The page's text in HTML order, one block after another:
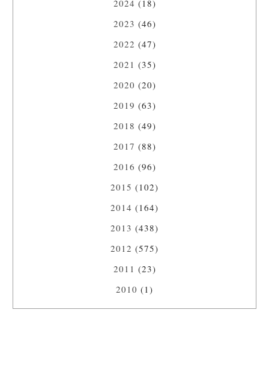
2024 (18)
2023 (46)
2022 (47)
2021 (35)
2020 (20)
2019 (63)
2018 (49)
2017 (88)
2016 (96)
2015 (102)
2014 (164)
2013 (438)
2012 (575)
2011 (23)
2010 (1)